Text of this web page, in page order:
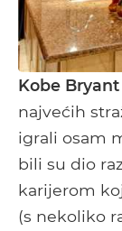
Kobe Bryant
najvećih
igrali osam
bili su dio
karijerom
(s nekoliko